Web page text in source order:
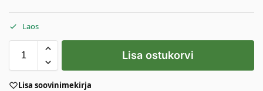
Laos
Lisa ostukorvi
Lisa soovinimekirja